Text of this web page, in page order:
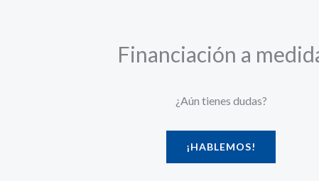
Financiación a
¿Aún tienes dudas?
¡HABLEMOS!